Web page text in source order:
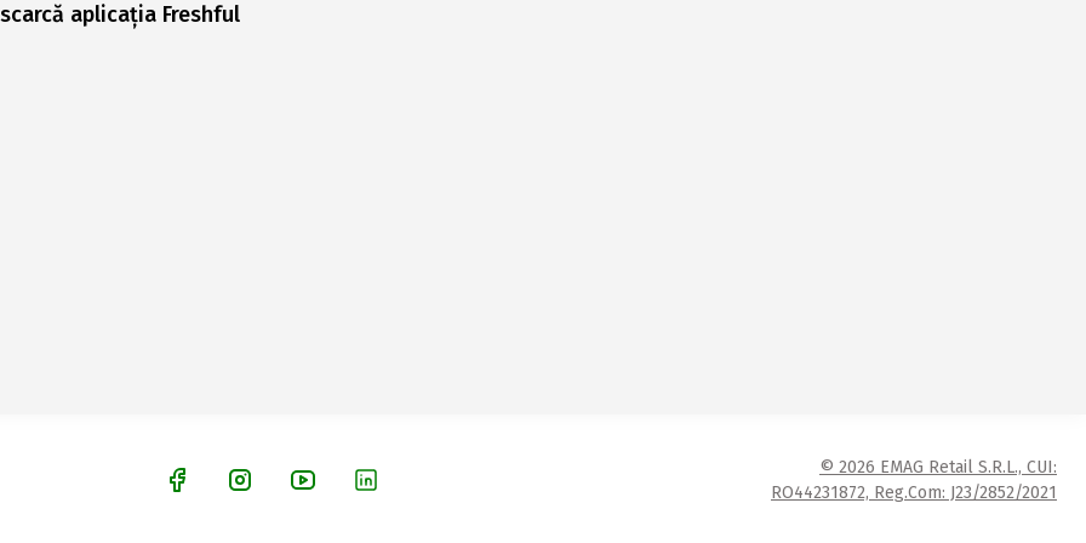
aplicația Freshful
© 2026 EMAG Retail S.R.L., CUI:
RO44231872, Reg.Com: J23/2852/2021